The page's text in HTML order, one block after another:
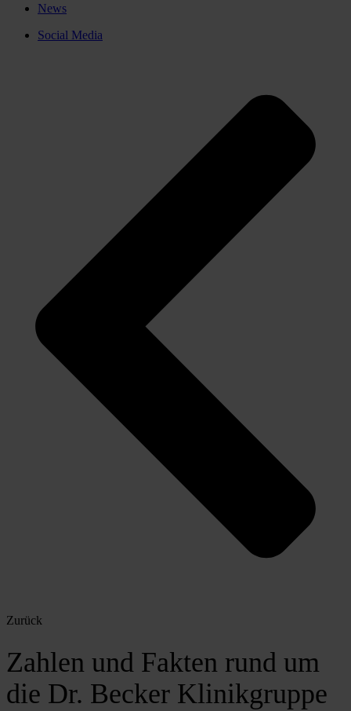
News
Social Media
Zurück
Zahlen und Fakten rund um
die Dr. Becker Klinikgruppe